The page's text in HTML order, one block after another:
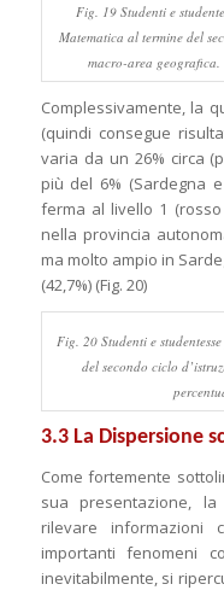
Fig. 19 Studenti e
Matematica al termine del
macro-area
Complessivamente, la
(quindi consegue
varia da un 26% circa
più del 6% (Sardegna
ferma al livello 1
nella provincia
ma molto ampio in
(42,7%) (Fig. 20)
Fig. 20 Studenti e
del secondo ciclo
3.3 La Dispersione
Come fortemente
sua presentazione,
rilevare informazioni
importanti fenomeni
inevitabilmente, si